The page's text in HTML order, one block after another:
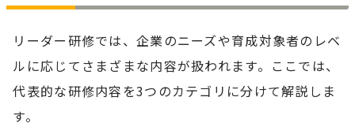
リーダー研修では、企業のニーズや育成対象者のレベ
ルに応じてさまざまな内容が扱われます。ここでは、
代表的な研修内容を3つのカテゴリに分けて解説しま
す。